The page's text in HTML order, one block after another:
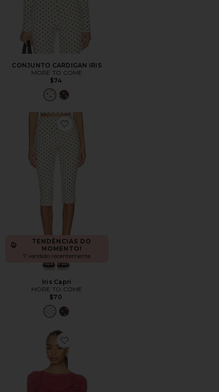
CONJUNTO CARDIGAN IRIS
MORE TO COME
$74
Favorite Iris Capri
TENDÊNCIAS DO
MOMENTO!
7 vendido recentemente
Iris Capri
MORE TO COME
$70
Favorite Mesh Top